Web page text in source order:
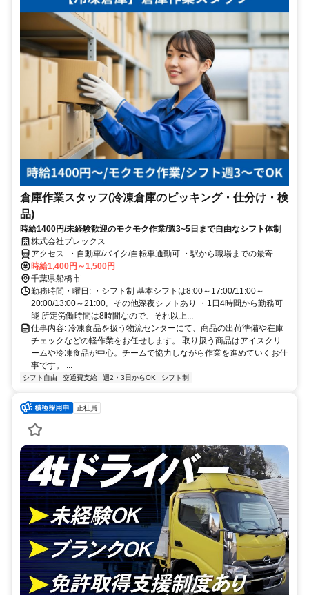
倉庫作業スタッフ(冷凍倉庫のピッキング・仕分け・検
品)
時給1400円/未経験歓迎のモクモク作業/週3~5日まで自由なシフト体制
株式会社プレックス
アクセス: ・自動車/バイク/自転車通勤可 ・駅から職場までの最寄バ
スあり
時給1,400円～1,500円
千葉県船橋市
勤務時間・曜日: ・シフト制 基本シフトは8:00～17:00/11:00～
20:00/13:00～21:00。その他深夜シフトあり ・1日4時間から勤務可
能 所定労働時間は8時間なので、それ以上...
仕事内容: 冷凍食品を扱う物流センターにて、商品の出荷準備や在庫
チェックなどの軽作業をお任せします。 取り扱う商品はアイスクリ
ームや冷凍食品が中心。チームで協力しながら作業を進めていくお仕
事です。 ...
シフト自由 交通費支給 週2・3日からOK シフト制
正社員